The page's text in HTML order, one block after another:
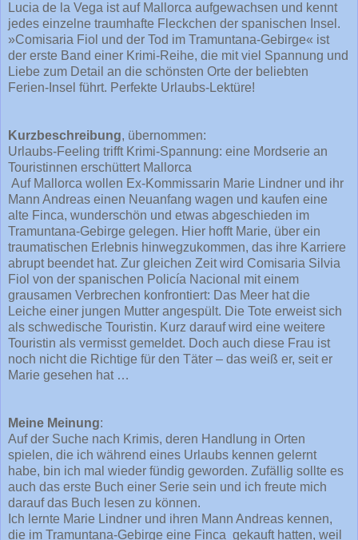
Lucia de la Vega ist auf Mallorca aufgewachsen und kennt
jedes einzelne traumhafte Fleckchen der spanischen Insel.
»Comisaria Fiol und der Tod im Tramuntana-Gebirge« ist
der erste Band einer Krimi-Reihe, die mit viel Spannung und
Liebe zum Detail an die schönsten Orte der beliebten
Ferien-Insel führt. Perfekte Urlaubs-Lektüre!
Kurzbeschreibung, übernommen:
Urlaubs-Feeling trifft Krimi-Spannung: eine Mordserie an
Touristinnen erschüttert Mallorca
Auf Mallorca wollen Ex-Kommissarin Marie Lindner und ihr
Mann Andreas einen Neuanfang wagen und kaufen eine
alte Finca, wunderschön und etwas abgeschieden im
Tramuntana-Gebirge gelegen. Hier hofft Marie, über ein
traumatischen Erlebnis hinwegzukommen, das ihre Karriere
abrupt beendet hat. Zur gleichen Zeit wird Comisaria Silvia
Fiol von der spanischen Policía Nacional mit einem
grausamen Verbrechen konfrontiert: Das Meer hat die
Leiche einer jungen Mutter angespült. Die Tote erweist sich
als schwedische Touristin. Kurz darauf wird eine weitere
Touristin als vermisst gemeldet. Doch auch diese Frau ist
noch nicht die Richtige für den Täter – das weiß er, seit er
Marie gesehen hat …
Meine Meinung:
Auf der Suche nach Krimis, deren Handlung in Orten
spielen, die ich während eines Urlaubs kennen gelernt
habe, bin ich mal wieder fündig geworden. Zufällig sollte es
auch das erste Buch einer Serie sein und ich freute mich
darauf das Buch lesen zu können.
Ich lernte Marie Lindner und ihren Mann Andreas kennen,
die im Tramuntana-Gebirge eine Finca gekauft hatten, weil